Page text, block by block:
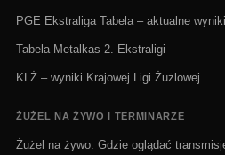
PGE Ekstraliga Tabela – aktualne
Tabela Metalkas 2. Ekstraligi
KLŻ – wyniki Krajowej Ligi Żużlowej
ŻUŻEL NA ŻYWO I TERMINARZE
Żużel na żywo: Gdzie oglądać